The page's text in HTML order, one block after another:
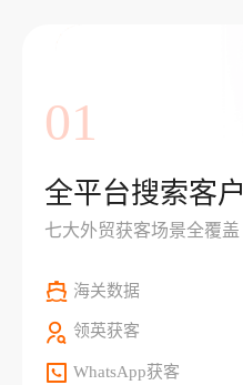
01
全平台搜索客户
七大外贸获客场景全覆盖
海关数据
领英获客
WhatsApp获客